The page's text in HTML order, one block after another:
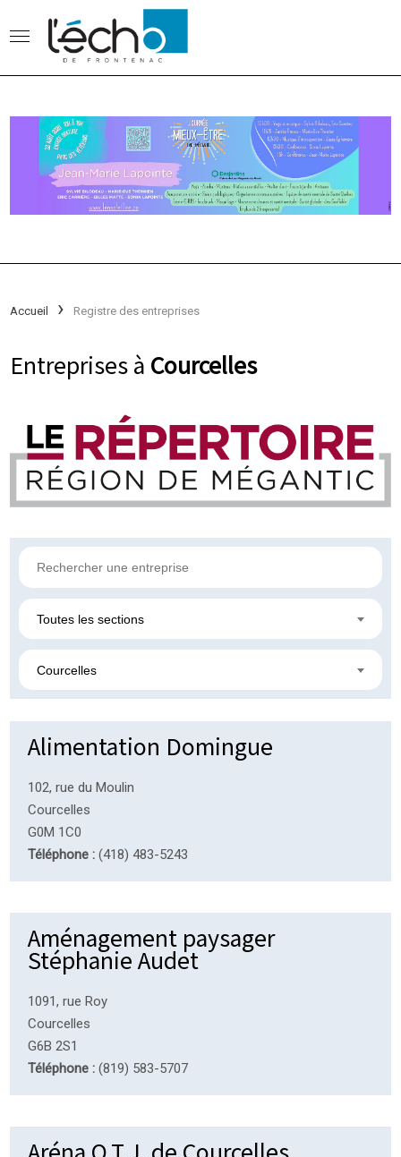
Accueil Registre des entreprises
Entreprises à Courcelles
Toutes les sections
Courcelles
Alimentation Domingue
102, rue du Moulin
Courcelles
G0M 1C0
Téléphone : (418) 483-5243
Aménagement paysager
Stéphanie Audet
1091, rue Roy
Courcelles
G6B 2S1
Téléphone : (819) 583-5707
Aréna O.T.J. de Courcelles